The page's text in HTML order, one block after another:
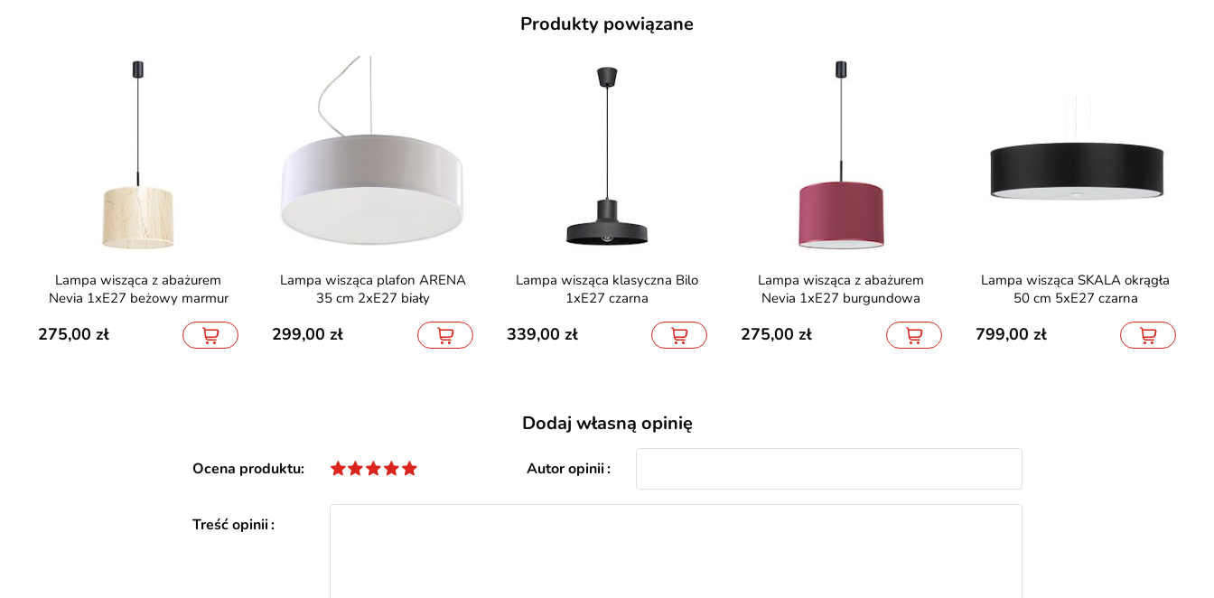
Produkty powiązane
Lampa wisząca z abażurem
Nevia 1xE27 beżowy marmur
275,00
Lampa wisząca plafon ARENA
35 cm 2xE27 biały
299,00
Lampa wisząca klasyczna Bilo
1xE27 czarna
339,00
Lampa wisząca z abażurem
Nevia 1xE27 burgundowa
275,00
Lampa wisząca SKALA okrągła
50 cm 5xE27 czarna
799,00
Dodaj własną opinię
Ocena produktu Autor opinii
Treść opinii